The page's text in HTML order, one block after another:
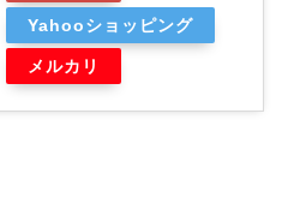
Yahooショッピング
メルカリ